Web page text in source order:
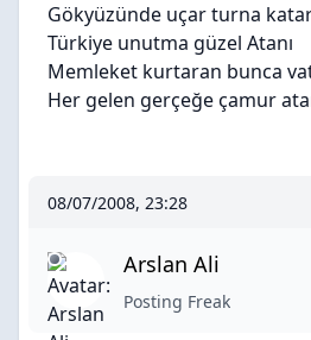
Gökyüzünde uçar turna
Türkiye unutma güzel Atanı
Memleket kurtaran bunca
Her gelen gerçeğe çamur
08/07/2008, 23:28
Arslan Ali
Posting Freak